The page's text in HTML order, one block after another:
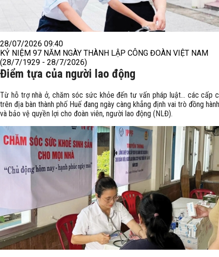
28/07/2026 09:40
KỶ NIỆM 97 NĂM NGÀY THÀNH LẬP CÔNG ĐOÀN VIỆT NAM
(28/7/1929 - 28/7/2026)
Điểm tựa của người lao động
Từ hỗ trợ nhà ở, chăm sóc sức khỏe đến tư vấn pháp luật… các cấp
trên địa bàn thành phố Huế đang ngày càng khẳng định vai trò đồng
và bảo vệ quyền lợi cho đoàn viên, người lao động (NLĐ).